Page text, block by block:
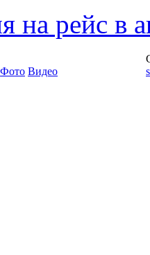
на рейс в
Фото Видео